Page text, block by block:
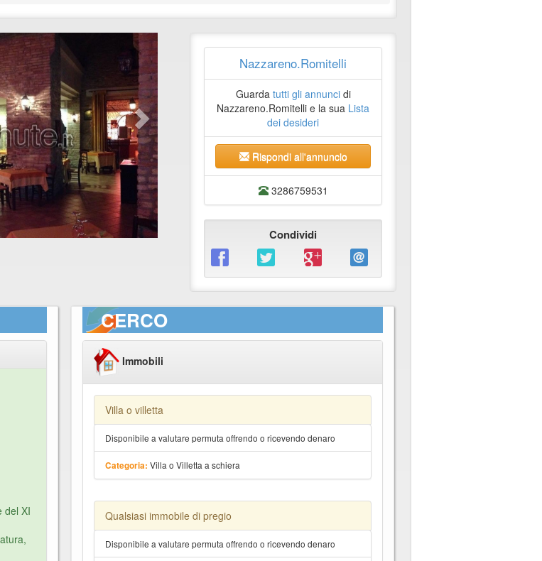
Nazzareno.Romitelli
Guarda tutti gli annuncidi
Nazzareno.Romitelli e la sua Lista
dei desideri
Rispondi all'annuncio
3286759531
Condividi
del XI
CERCO
Immobili
Villa o villetta
Disponibile a valutare permuta offrendo o ricevendo denaro
Categoria: Villa o Villetta a schiera
Qualsiasi immobile di pregio
Disponibile a valutare permuta offrendo o ricevendo denaro